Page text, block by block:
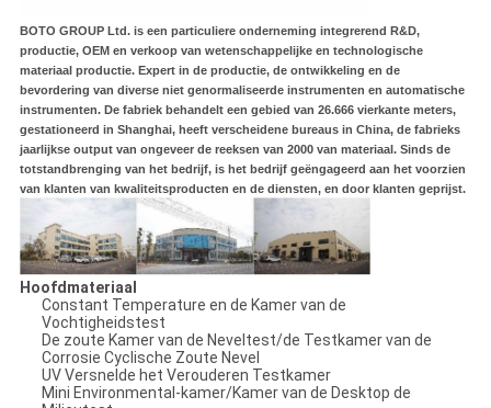
BOTO GROUP Ltd. is een particuliere onderneming integrerend R&D,
productie, OEM en verkoop van wetenschappelijke en technologische
materiaal productie. Expert in de productie, de ontwikkeling en de
bevordering van diverse niet genormaliseerde instrumenten en automatische
instrumenten. De fabriek behandelt een gebied van 26.666 vierkante meters,
gestationeerd in Shanghai, heeft verscheidene bureaus in China, de fabrieks
jaarlijkse output van ongeveer de reeksen van 2000 van materiaal. Sinds de
totstandbrenging van het bedrijf, is het bedrijf geëngageerd aan het voorzien
van klanten van kwaliteitsproducten en de diensten, en door klanten geprijst.
Hoofdmateriaal
Constant Temperature en de Kamer van de
Vochtigheidstest
De zoute Kamer van de Neveltest/de Testkamer van de
Corrosie Cyclische Zoute Nevel
UV Versnelde het Verouderen Testkamer
Mini Environmental-kamer/Kamer van de Desktop de